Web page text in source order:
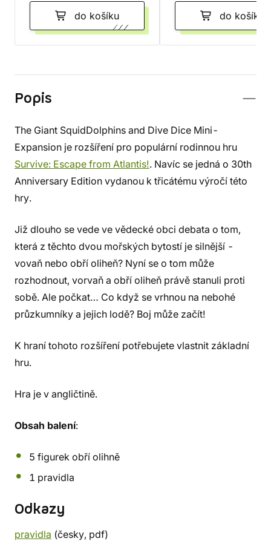
do košíku do košíku
Popis
The Giant SquidDolphins and Dive Dice Mini-
Expansion je rozšíření pro populární rodinnou hru
Survive: Escape from Atlantis!. Navíc se jedná o 30th
Anniversary Edition vydanou k třicátému výročí této
hry.
Již dlouho se vede ve vědecké obci debata o tom,
která z těchto dvou mořských bytostí je silnější -
vovaň nebo obří oliheň? Nyní se o tom může
rozhodnout, vorvaň a obří oliheň právě stanuli proti
sobě. Ale počkat… Co když se vrhnou na nebohé
průzkumníky a jejich lodě? Boj může začít!
K hraní tohoto rozšíření potřebujete vlastnit základní
hru.
Hra je v angličtině.
Obsah balení:
5 figurek obří olihně
1 pravidla
Odkazy
pravidla (česky, pdf)